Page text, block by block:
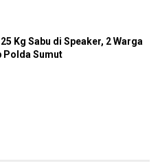
Kg Sabu di Speaker, 2 Warga
Polda Sumut